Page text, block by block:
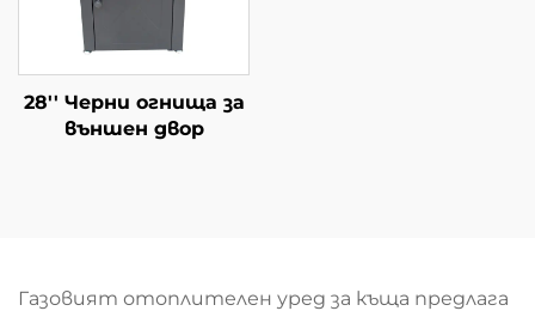
28'' Черни огнища за
външен двор
Газовият отоплителен уред за къща предлага